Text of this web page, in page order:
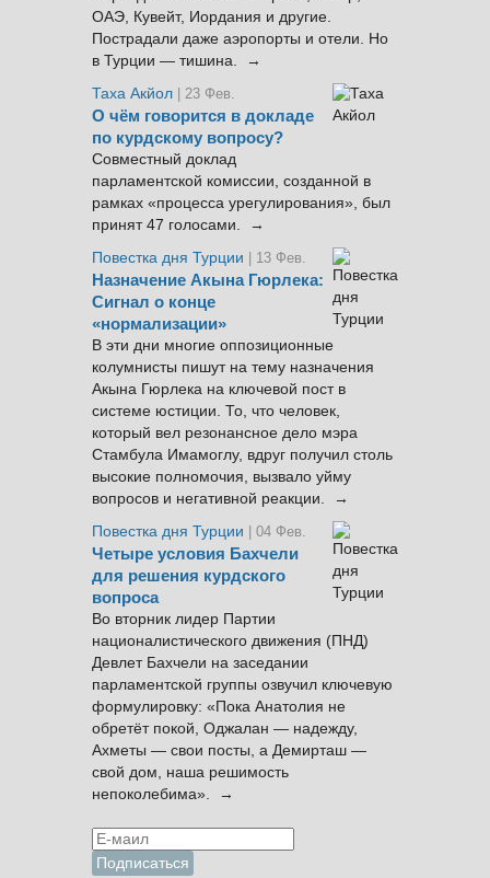
ОАЭ, Кувейт, Иордания и другие.
Пострадали даже аэропорты и отели. Но
в Турции — тишина. →
Таха Акйол | 23 Фев.
О чём говорится в докладе
по курдскому вопросу?
Совместный доклад
парламентской комиссии, созданной в
рамках «процесса урегулирования», был
принят 47 голосами. →
Повестка дня Турции
| 13 Фев.
Назначение Акына Гюрлека:
Сигнал о конце
«нормализации»
В эти дни многие оппозиционные
колумнисты пишут на тему назначения
Акына Гюрлека на ключевой пост в
системе юстиции. То, что человек,
который вел резонансное дело мэра
Стамбула Имамоглу, вдруг получил столь
высокие полномочия, вызвало уйму
вопросов и негативной реакции. →
Повестка дня Турции
| 04 Фев.
Четыре условия Бахчели
для решения курдского
вопроса
Во вторник лидер Партии
националистического движения (ПНД)
Девлет Бахчели на заседании
парламентской группы озвучил ключевую
формулировку: «Пока Анатолия не
обретёт покой, Оджалан — надежду,
Ахметы — свои посты, а Демирташ —
свой дом, наша решимость
непоколебима». →